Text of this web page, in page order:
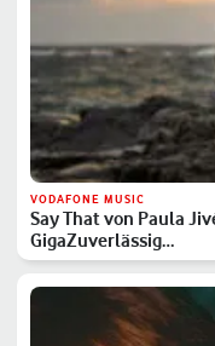
VODAFONE MUSIC
Say That von Paula
GigaZuverlässig…